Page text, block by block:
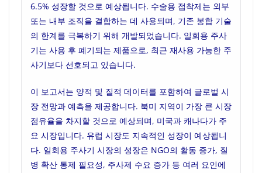
6.5% 성장할 것으로 예상됩니다. 수술용 접착제는 외부
또는 내부 조직을 결합하는 데 사용되며, 기존 봉합 기술
의 한계를 극복하기 위해 개발되었습니다. 일회용 주사
기는 사용 후 폐기되는 제품으로, 최근 재사용 가능한 주
사기보다 선호되고 있습니다.
이 보고서는 양적 및 질적 데이터를 포함하여 글로벌 시
장 전망과 예측을 제공합니다. 북미 지역이 가장 큰 시장
점유율을 차지할 것으로 예상되며, 미국과 캐나다가 주
요 시장입니다. 유럽 시장도 지속적인 성장이 예상됩니
다. 일회용 주사기 시장의 성장은 NGO의 활동 증가, 질
병 확산 통제 필요성, 주사제 수요 증가 등 여러 요인에